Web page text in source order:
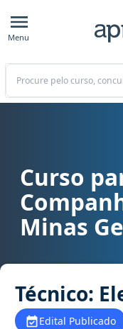
Menu
Buscar
Curso para concurso
Curso
Minas
Técnico:
Edital Publicado